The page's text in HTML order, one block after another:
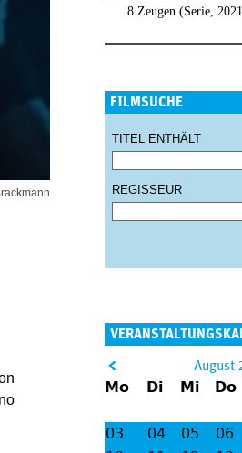
8 Zeugen (Serie,
FILMSUCHE
TITEL ENTHÄLT
REGISSEUR
lt;
August
Mo Di Mi Do
03
04 05 06